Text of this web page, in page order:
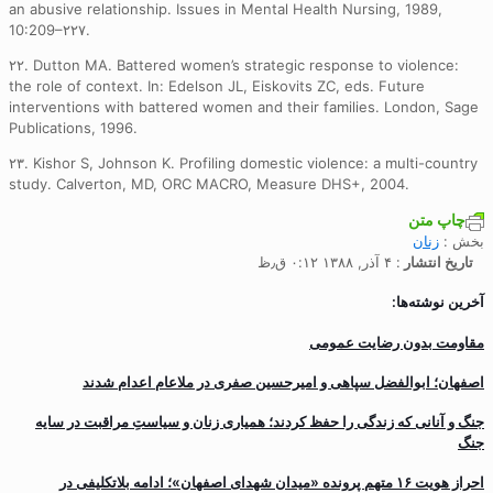
an abusive relationship. Issues in Mental Health Nursing, 1989,
10:209–۲۲۷.
۲۲. Dutton MA. Battered women’s strategic response to violence:
the role of context. In: Edelson JL, Eiskovits ZC, eds. Future
interventions with battered women and their families. London, Sage
Publications, 1996.
۲۳. Kishor S, Johnson K. Profiling domestic violence: a multi-country
study. Calverton, MD, ORC MACRO, Measure DHS+, 2004.
چاپ متن
بخش : زنان
تاریخ انتشار : ۴ آذر, ۱۳۸۸ ۰:۱۲ ق٫ظ
آخرین نوشته‌ها:
مقاومت بدون رضایت عمومی
اصفهان؛ ابوالفضل سپاهی و امیرحسین صفری در ملاعام اعدام شدند
جنگ و آنانی که زندگی را حفظ کردند؛ همیاری زنان و سیاستِ مراقبت در سایه
جنگ
احراز هویت ۱۶ متهم پرونده «میدان شهدای اصفهان»؛ ادامه بلاتکلیفی در